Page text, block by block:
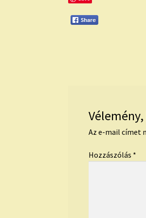
Az e-mail címet
Hozzászólás *